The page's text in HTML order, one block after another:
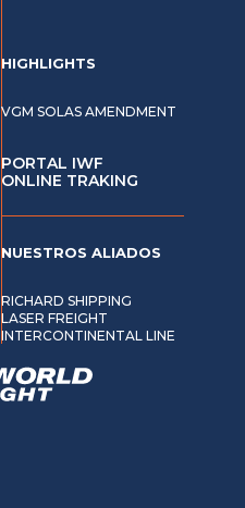
HIGHLIGHTS
VGM SOLAS AMENDMENT
PORTAL IWF
ONLINE TRAKING
NUESTROS ALIADOS
RICHARD SHIPPING
LASER FREIGHT
INTERCONTINENTAL LINE